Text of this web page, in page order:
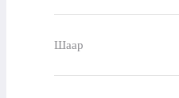
Шаар